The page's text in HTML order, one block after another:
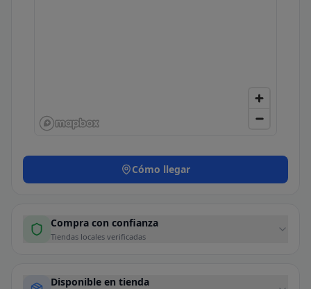
Cómo llegar
Compra con confianza
Tiendas locales verificadas
Disponible en tienda